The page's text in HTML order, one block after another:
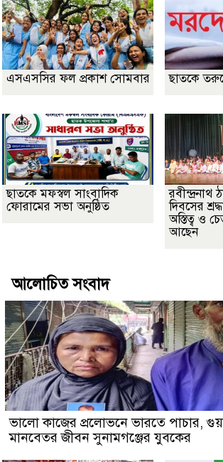
এসএসসির ফল প্রকাশ সোমবার ছাতকে
ছাতকে মফস্বল সাংবাদিক
ফোরামের সভা অনুষ্ঠিত
রবীন্দ্রনাথ
দিবসের
অস্তিত্ব ও
আছেন
আলোচিত সংবাদ
ভালো কাজের প্রলোভনে ভারতে পাচার,
মানবেতর জীবন সুনামগঞ্জের যুবকের